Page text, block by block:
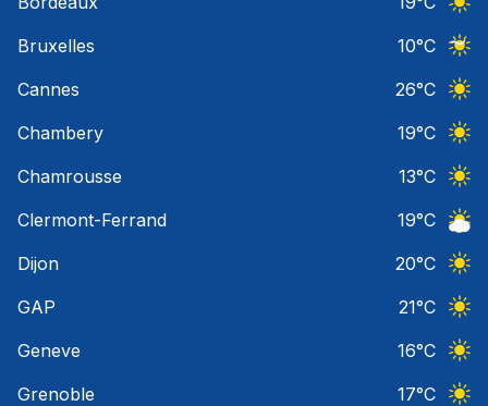
Bruxelles
10°C
Cannes
26°C
Chambery
19°C
Chamrousse
13°C
Clermont-Ferrand
19°C
Dijon
20°C
GAP
21°C
Geneve
16°C
Grenoble
17°C